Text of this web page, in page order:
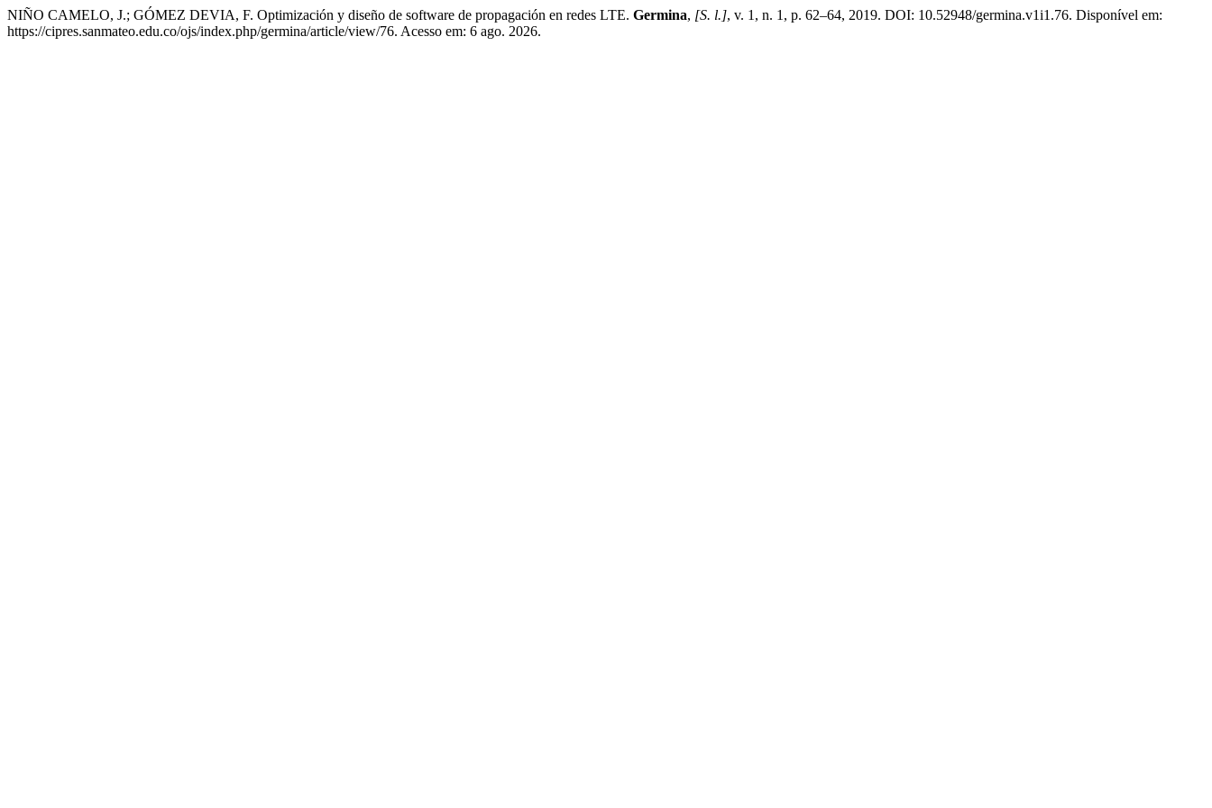
NIÑO CAMELO, J.; GÓMEZ DEVIA, F. Optimización y diseño de software de propagación en redes LTE. Germina, [S. l.], v. 1, n. 1, p. 62–64, 2019. DOI: 10.52948/germina.v1i1.76. Disponível em:
https://cipres.sanmateo.edu.co/ojs/index.php/germina/article/view/76. Acesso em: 6 ago. 2026.